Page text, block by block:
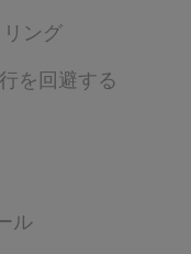
ング
を回避する
ル